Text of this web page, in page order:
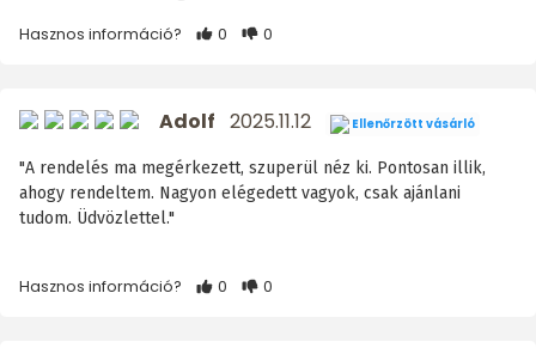
Hasznos információ? 0 0
Adolf 2025.11.12 Ellenőrzött vásárló
"A rendelés ma megérkezett, szuperül néz ki. Pontosan illik,
ahogy rendeltem. Nagyon elégedett vagyok, csak ajánlani
tudom. Üdvözlettel."
Hasznos információ? 0 0